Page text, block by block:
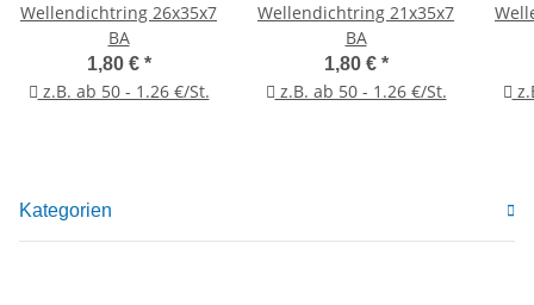
Wellendichtring 26x35x7
BA
1,80 € *
z.B. ab 50 - 1.26 €/St.
Wellendichtring 21x35x7
BA
1,80 € *
z.B. ab 50 - 1.26 €/St.
Kategorien